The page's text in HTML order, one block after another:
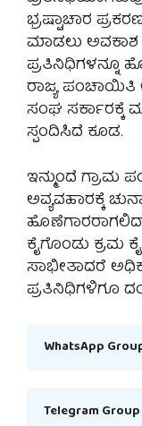
ಭ್ರಷ್ಟಾಚಾರ
ಮಾಡಲು ಅವಕಾಶ
ಪ್ರತಿನಿಧಿಗಳನ್ನೂ
ರಾಜ್ಯ ಪಂಚಾಯಿತಿ
ಸಂಘ ಸರ್ಕಾರಕ್ಕೆ
ಸ್ಪಂದಿಸಿದೆ ಕೂಡ.
ಇನ್ಮುಂದೆ
ಅವ್ಯವಹಾರಕ್ಕೆ
ಕೈಗೊಂಡು ಕ್ರಮ
ಸಾಭೀತಾದರೆ
ಪ್ರತಿನಿಧಿಗಳಿಗೂ
WhatsApp
Telegram Group